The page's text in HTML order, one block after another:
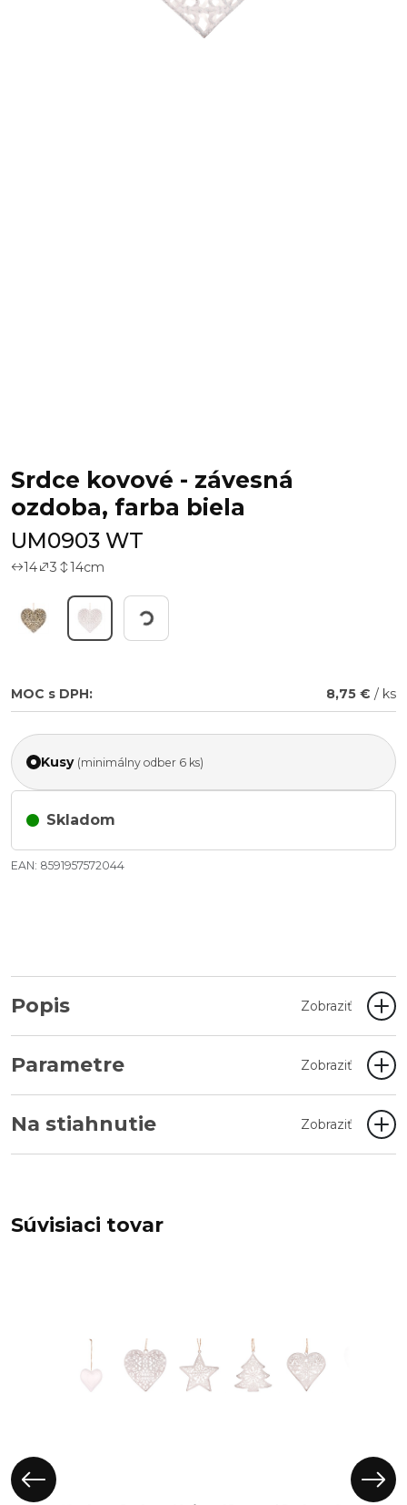
Srdce kovové - závesná
ozdoba, farba biela
UM0903 WT
14 3 14cm Working...
MOC s DPH: 8,75 € / ks
Kusy (minimálny odber 6 ks)
Skladom
EAN: 8591957572044
Popis Zobraziť
Parametre Zobraziť
Na stiahnutie Zobraziť
Súvisiaci tovar